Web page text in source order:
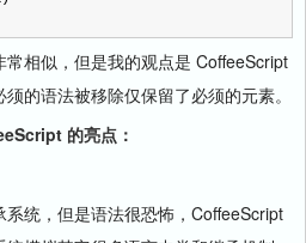
相似，但是我的观点是 CoffeeScript
的语法被移除仅保留了必须的元素。
的亮点：
统，但是语法很恐怖，CoffeeScript